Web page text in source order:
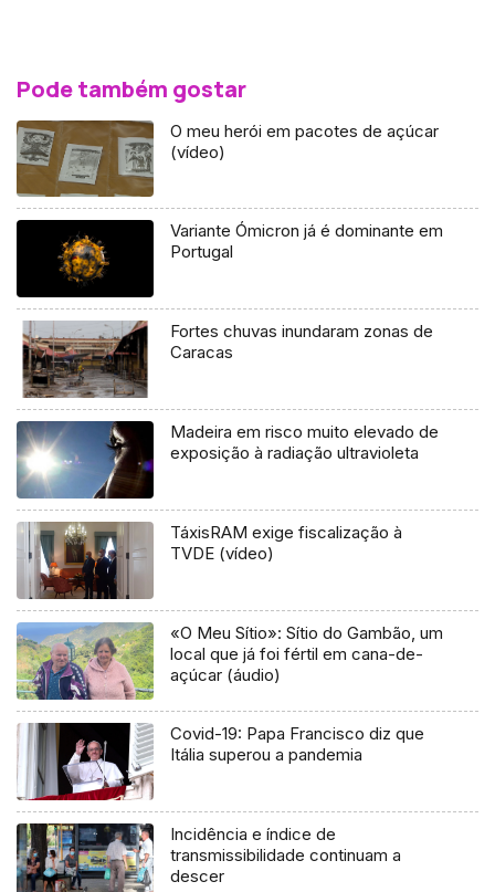
Pode também gostar
O meu herói em pacotes de açúcar
(vídeo)
Variante Ómicron já é dominante em
Portugal
Fortes chuvas inundaram zonas de
Caracas
Madeira em risco muito elevado de
exposição à radiação ultravioleta
TáxisRAM exige fiscalização à
TVDE (vídeo)
«O Meu Sítio»: Sítio do Gambão, um
local que já foi fértil em cana-de-
açúcar (áudio)
Covid-19: Papa Francisco diz que
Itália superou a pandemia
Incidência e índice de
transmissibilidade continuam a
descer